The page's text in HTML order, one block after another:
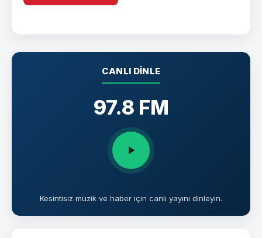
CANLI DINLE
97.8 FM
Kesintisiz müzik ve haber için canlı yayını dinleyin.